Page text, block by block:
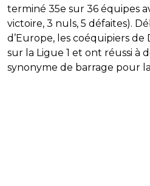
terminé 35e sur 36 équipes
victoire, 3 nuls, 5 défaites).
d’Europe, les coéquipiers
sur la Ligue 1 et ont réussi à
synonyme de barrage pour